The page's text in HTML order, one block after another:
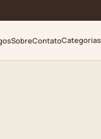
SobreContatoCategorias